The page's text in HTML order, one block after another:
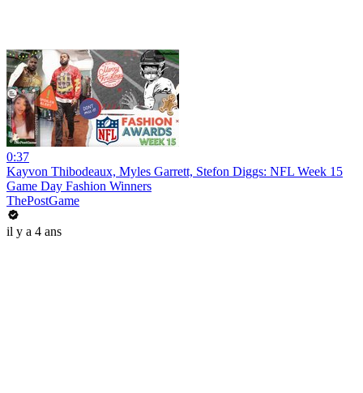
0:37
Kayvon Thibodeaux, Myles Garrett, Stefon Diggs: NFL Week 15
Game Day Fashion Winners
ThePostGame
il y a 4 ans